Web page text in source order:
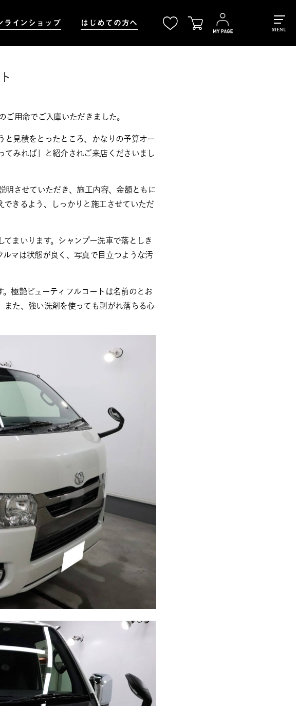
ラインショップ はじめての方へ
MENU
用命でご入庫いただきました。
と見積をとったところ、かなりの予算オー
てみれば」と紹介されご来店くださいまし
明させていただき、施工内容、金額ともに
できるよう、しっかりと施工させていただ
まいります。シャンプー洗車で落としき
マは状態が良く、写真で目立つような汚
極艶ビューティフルコートは名前のとお
また、強い洗剤を使っても剥がれ落ちる心